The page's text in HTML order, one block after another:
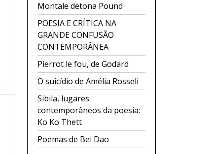
Montale detona Pound
POESIA E CRÍTICA NA
GRANDE CONFUSÃO
CONTEMPORÂNEA
Pierrot le fou, de Godard
O suicídio de Amélia Rosseli
Sibila, lugares
contemporâneos da poesia:
Ko Ko Thett
Poemas de Bei Dao